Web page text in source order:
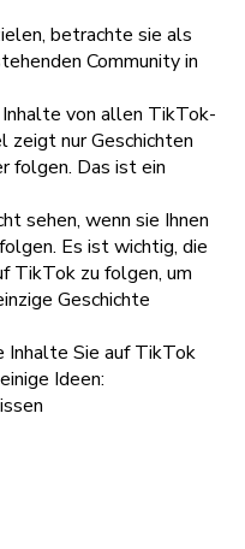
betrachte sie als
Community in
von allen TikTok-
zeigt nur Geschichten
folgen. Das ist ein
sehen, wenn sie Ihnen
Es ist wichtig, die
TikTok zu folgen, um
Geschichte
Inhalte Sie auf TikTok
Ideen: